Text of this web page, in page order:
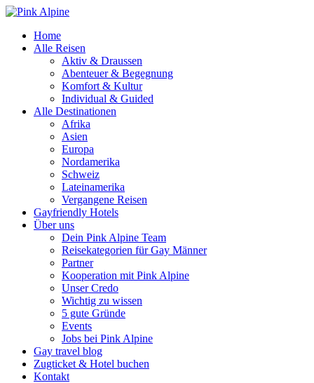
Home
Alle Reisen
Aktiv & Draussen
Abenteuer & Begegnung
Komfort & Kultur
Individual & Guided
Alle Destinationen
Afrika
Asien
Europa
Nordamerika
Schweiz
Lateinamerika
Vergangene Reisen
Gayfriendly Hotels
Über uns
Dein Pink Alpine Team
Reisekategorien für Gay Männer
Partner
Kooperation mit Pink Alpine
Unser Credo
Wichtig zu wissen
5 gute Gründe
Events
Jobs bei Pink Alpine
Gay travel blog
Zugticket & Hotel buchen
Kontakt